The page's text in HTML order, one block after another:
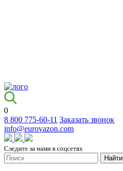
0
8 800 775-60-11 Заказать звонок
info@eurovazon.com
Следите за нами в соцсетях
Найти